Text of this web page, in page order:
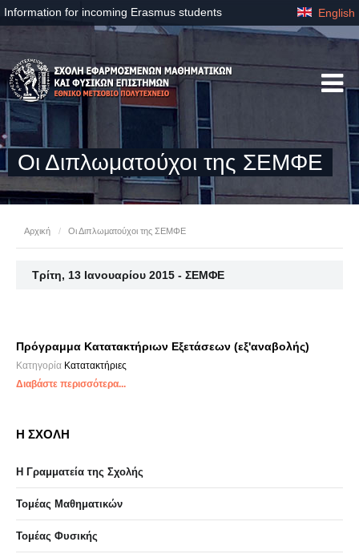
Information for incoming Erasmus students English
Οι Διπλωματούχοι της ΣΕΜΦΕ
Αρχική / Οι Διπλωματούχοι της ΣΕΜΦΕ
Τρίτη, 13 Ιανουαρίου 2015 - ΣΕΜΦΕ
Πρόγραμμα Κατατακτήριων Εξετάσεων (εξ'αναβολής)
Κατηγορία Κατατακτήριες
Διαβάστε περισσότερα...
Η ΣΧΟΛΗ
Η Γραμματεία της Σχολής
Τομέας Μαθηματικών
Τομέας Φυσικής